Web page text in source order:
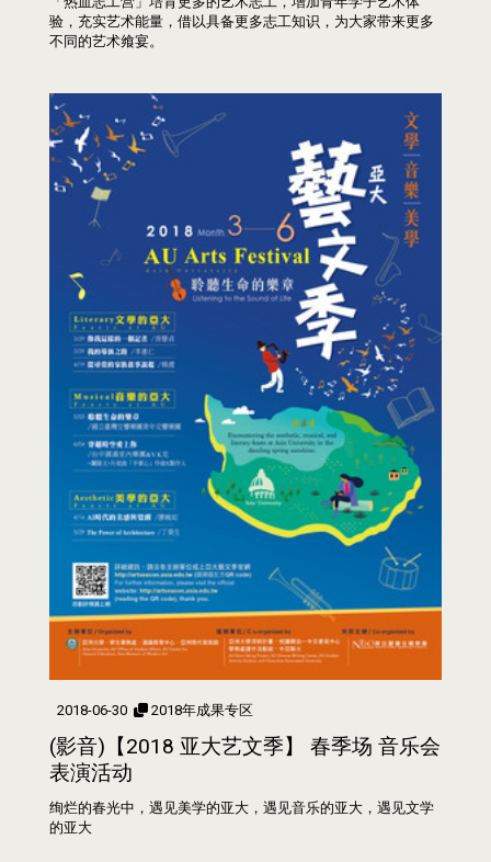
验，充实艺术能量，借以具备更多志工知识，为大家带来更多
不同的艺术飨宴。
2018-06-30 2018年成果专区
(影音)【2018 亚大艺文季】 春季场 音乐会
表演活动
绚烂的春光中，遇见美学的亚大，遇见音乐的亚大，遇见文学
的亚大